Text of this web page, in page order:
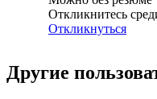
Откликнитесь
Откликнуться
Другие